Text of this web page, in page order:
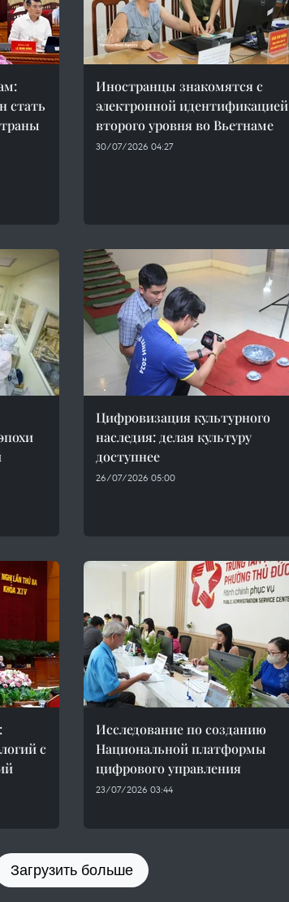
стать
Иностранцы знакомятся с
электронной идентификацией
второго уровня во Вьетнаме
30/07/2026 04:27
Цифровизация культурного
наследия: делая культуру
доступнее
26/07/2026 05:00
с
Исследование по созданию
Национальной платформы
цифрового управления
23/07/2026 03:44
Загрузить больше